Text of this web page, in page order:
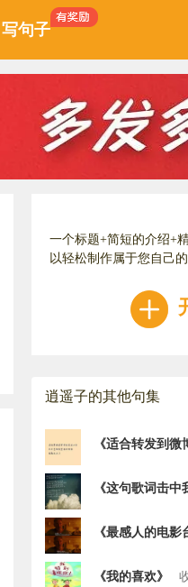
写句子
一个标题+简短的介绍+
以轻松制作属于您自己
逍遥子的其他句集
《适合转发到微
《这句歌词击中
《最感人的电影
《我的喜欢》